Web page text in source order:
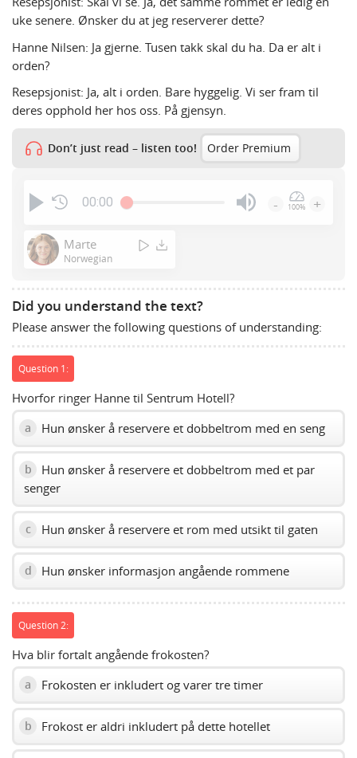
uke senere. Ønsker du at jeg reserverer dette?
Hanne Nilsen: Ja gjerne. Tusen takk skal du ha. Da er alt i
orden?
Resepsjonist: Ja, alt i orden. Bare hyggelig. Vi ser fram til
deres opphold her hos oss. På gjensyn.
Don’t just read – listen too! Order Premium
00:00
volume
- 100% +
Marte
Norwegian
Did you understand the text?
Please answer the following questions of understanding:
Question 1:
Hvorfor ringer Hanne til Sentrum Hotell?
a Hun ønsker å reservere et dobbeltrom med en seng
b
Hun ønsker å reservere et dobbeltrom med et par
senger
c Hun ønsker å reservere et rom med utsikt til gaten
d Hun ønsker informasjon angående rommene
Question 2:
Hva blir fortalt angående frokosten?
a Frokosten er inkludert og varer tre timer
b Frokost er aldri inkludert på dette hotellet